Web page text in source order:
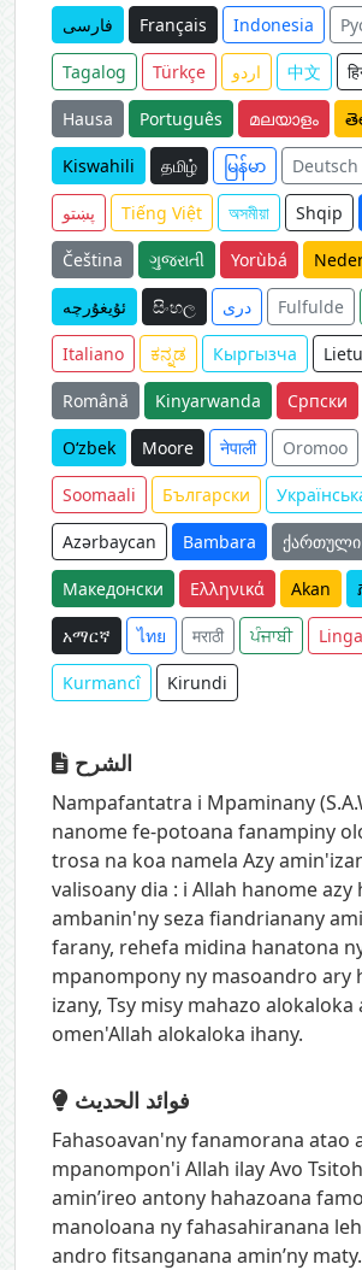
فارسی Français Indonesia
Tagalog Türkçe اردو 中文
Hausa Português മലയാളം
Kiswahili தமிழ் မြန်မာ Deutsch
پښتو Tiếng Việt অসমীয়া Shqip
Čeština ગુજરાતી Yorùbá
ئۇيغۇرچە සිංහල دری Fulfulde
Italiano ಕನ್ನಡ Кыргызча
Română Kinyarwanda Српски
O‘zbek Moore नेपाली Oromoo
Soomaali Български
Azərbaycan Bambara ქართული
Македонски Ελληνικά Akan
አማርኛ ไทย मराठी ਪੰਜਾਬੀ
Kurmancî Kirundi
الشرح
Nampafantatra i Mpaminany
nanome fe-potoana fanampiny
trosa na koa namela Azy
valisoany dia : i Allah hanome azy
ambanin'ny seza fiandrianany
farany, rehefa midina hanatona
mpanompony ny masoandro ary
izany, Tsy misy mahazo alokaloka
omen'Allah alokaloka ihany.
فوائد الحديث
Fahasoavan'ny fanamorana atao
mpanompon'i Allah ilay Avo
amin’ireo antony hahazoana
manoloana ny fahasahiranana
andro fitsanganana amin’ny maty.